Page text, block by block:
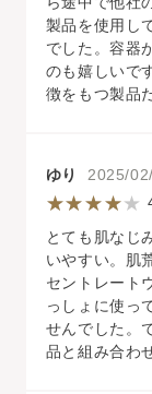
製品を使用し
でした。容器
のも嬉しいで
徴をもつ製品
ゆり2025/
とても肌なじ
いやすい。肌
セントレート
っしょに使っ
せんでした。
品と組み合わ